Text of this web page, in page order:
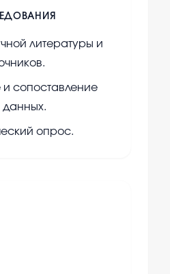
литературы и
сопоставление
данных.
опрос.